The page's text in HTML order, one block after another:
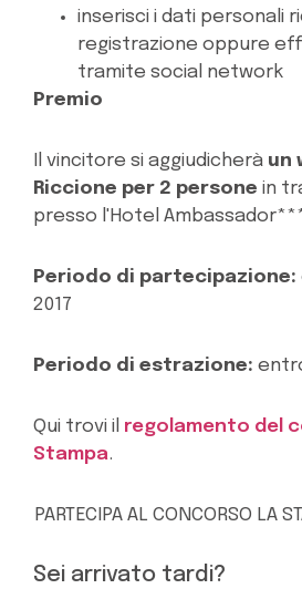
inserisci i dati personali
registrazione oppure
tramite social network
Premio
Il vincitore si aggiudicherà un
Riccione per 2 persone in
presso l'Hotel
Periodo di partecipazione:
2017
Periodo di estrazione:
Qui trovi il regolamento del
Stampa.
PARTECIPA AL CONCORSO LA
Sei arrivato tardi?